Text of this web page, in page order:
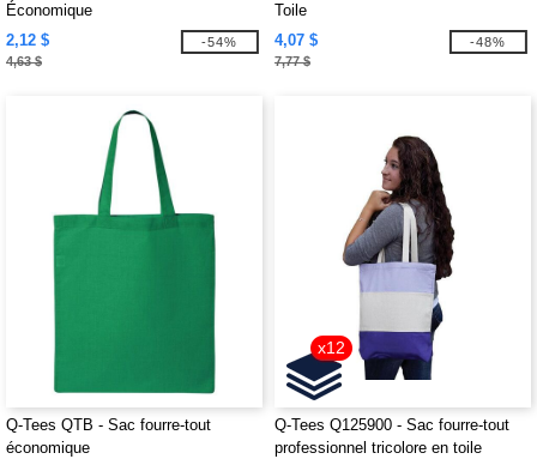
Économique
2,12 $
4,63 $
-54%
Toile
4,07 $
7,77 $
-48%
Q-Tees QTB - Sac fourre-tout
économique
x12
Q-Tees Q125900 - Sac fourre-tout
professionnel tricolore en toile